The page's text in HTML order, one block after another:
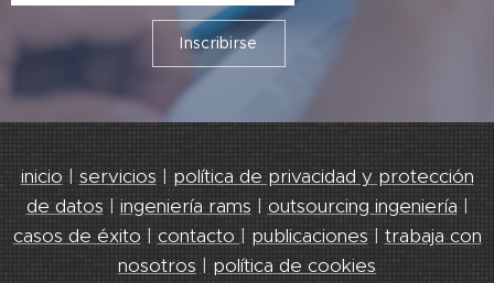
Inscribirse
inicio | servicios | política de privacidad y protección
de datos | ingeniería rams | outsourcing ingeniería |
casos de éxito | contacto | publicaciones | trabaja con
nosotros | política de cookies